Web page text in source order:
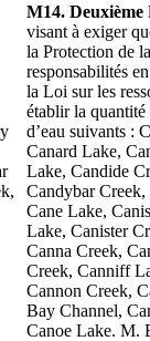
M14. Deuxième
visant à exiger
la Protection de
responsabilités
la Loi sur les
établir la quantité
d’eau suivants :
Canard Lake,
Lake, Candide
Candybar
Cane Lake,
Lake, Canister
Canna Creek,
Creek, Canniff
Cannon Creek,
Bay Channel,
Canoe Lake. M.